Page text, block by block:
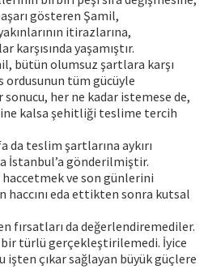
gösteren Şamil,
itirazlarına,
yaşamıştır.
bütün olumsuz şartlara karşı
ordusunun tüm gücüyle
her ne kadar istemese de,
kalsa şehitliği teslime tercih
da teslim şartlarına aykırı
İstanbul’a gönderilmiştir.
ve son günlerini
eda ettikten sonra kutsal
fırsatları da değerlendiremediler.
türlü gerçekleştirilemedi. İyice
çıkar sağlayan büyük güçlere